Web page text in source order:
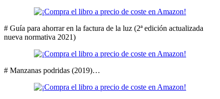
# Guía para ahorrar en la factura de la luz (2ª edición actualizada
nueva normativa 2021)
# Manzanas podridas (2019)…